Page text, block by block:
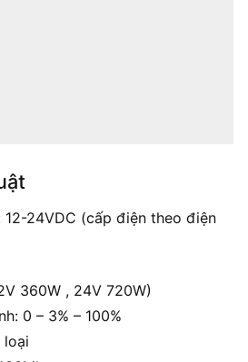
24VDC (cấp điện theo điện
360W , 24V 720W)
0 – 3% – 100%
loại